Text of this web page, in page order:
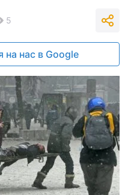
5
на нас в Google